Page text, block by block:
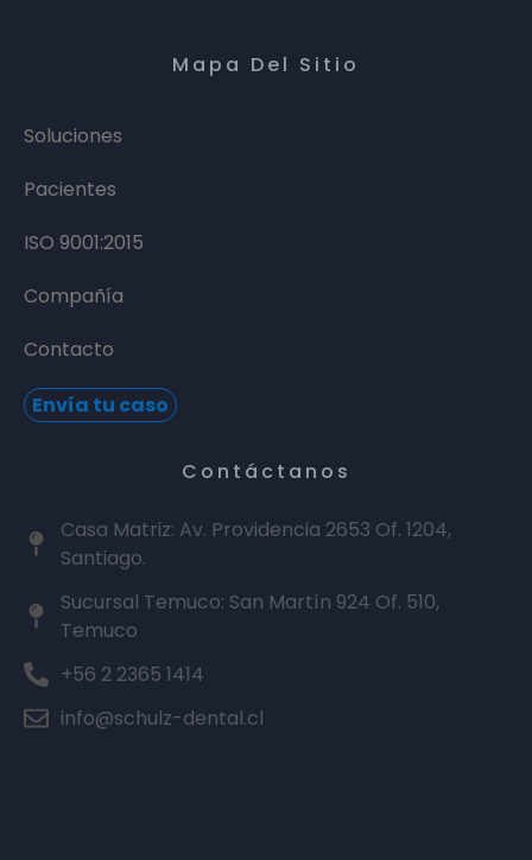
Mapa Del Sitio
Soluciones
Pacientes
ISO 9001:2015
Compañía
Contacto
Envía tu caso
Contáctanos
Casa Matriz: Av. Providencia 2653 Of. 1204,
Santiago.
Sucursal Temuco: San Martín 924 Of. 510,
Temuco
+56 2 2365 1414
info@schulz-dental.cl